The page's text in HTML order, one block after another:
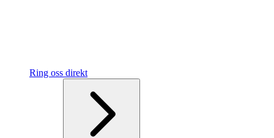
Ring oss direkt